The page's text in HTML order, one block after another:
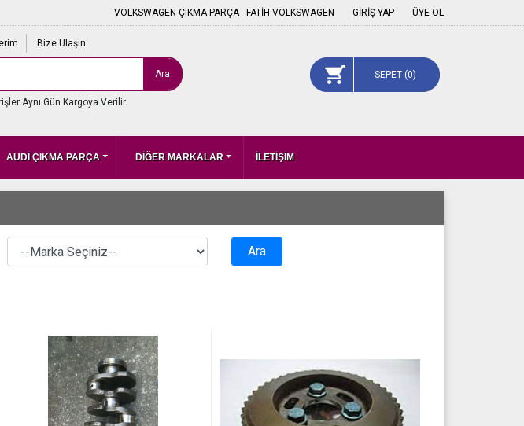
VOLKSWAGEN ÇIKMA PARÇA - FATİH VOLKSWAGEN GİRİŞ YAP ÜYE OL
Bize Ulaşın
Ara
Aynı Gün Kargoya Verilir.
SEPET (0)
AUDİ ÇIKMA PARÇA DİĞER MARKALAR İLETİŞİM